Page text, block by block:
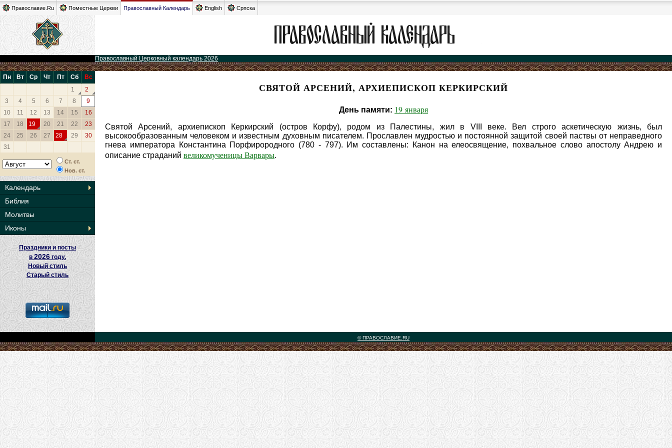
Православие.Ru Поместные Церкви Православный Календарь English Српска
Православный Церковный календарь 2026
Пн Вт Ср Чт Пт Сб
Вс
1
2
3
4 5 6 7 8
9
10
11 12 13 14 15
16
17
18 19 20 21 22
23
24
25 26 27 28 29
30
31
Ст. ст.
Нов. ст.
Календарь
Библия
Молитвы
Иконы
Праздники и посты
в 2026 году.
Новый стиль
Старый стиль
СВЯТОЙ АРСЕНИЙ, АРХИЕПИСКОП КЕРКИРСКИЙ
День памяти: 19 января
Святой Арсений, архиепископ Керкирский (остров Корфу), родом из Палестины, жил в VIII веке. Вел строго аскетическую жизнь, был
высокообразованным человеком и известным духовным писателем. Прославлен мудростью и постоянной защитой своей паствы от неправедного
гнева императора Константина Порфирородного (780 - 797). Им составлены: Канон на елеосвящение, похвальное слово апостолу Андрею и
описание страданий великомученицы Варвары.
© ПРАВОСЛАВИЕ.RU